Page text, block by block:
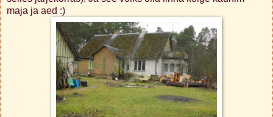
maja ja aed :)